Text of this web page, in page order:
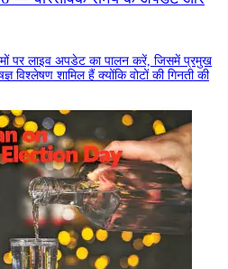
पर लाइव अपडेट का पालन करें, जिसमें प्रमुख
विश्लेषण शामिल हैं क्योंकि वोटों की गिनती की